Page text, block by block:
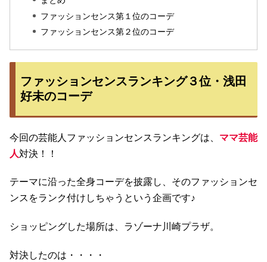
ファッションセンス第１位のコーデ
ファッションセンス第２位のコーデ
ファッションセンスランキング３位・浅田
好未のコーデ
今回の芸能人ファッションセンスランキングは、 ママ芸能
人対決！！
テーマに沿った全身コーデを披露し、そのファッションセ
ンスをランク付けしちゃうという企画です♪
ショッピングした場所は、ラゾーナ川崎プラザ。
対決したのは・・・・